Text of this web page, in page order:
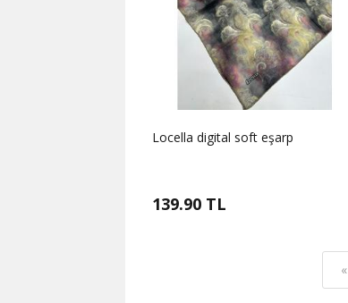
Locella digital soft eşarp
139.90 TL
«